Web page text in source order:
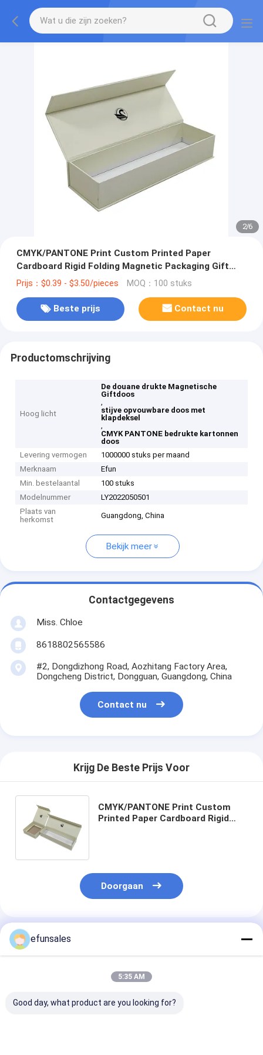
2/6
CMYK/PANTONE Print Custom Printed Paper
Cardboard Rigid Folding Magnetic Packaging Gift
Box Met Flip Top
Prijs：$0.39 - $3.50/pieces MOQ：100 stuks
Beste prijs Contact nu
Productomschrijving
Hoog licht
De douane drukte Magnetische
Giftdoos
,
stijve opvouwbare doos met
klapdeksel
,
CMYK PANTONE bedrukte kartonnen
doos
Levering vermogen
1000000 stuks per maand
Merknaam
Efun
Min. bestelaantal
100 stuks
Modelnummer
LY2022050501
Plaats van
herkomst
Guangdong, China
Bekijk meer
Contactgegevens
Miss. Chloe
8618802565586
#2, Dongdizhong Road, Aozhitang Factory Area,
Dongcheng District, Dongguan, Guangdong, China
Contact nu
Krijg De Beste Prijs Voor
CMYK/PANTONE Print Custom
Printed Paper Cardboard Rigid
Doorgaan
Geadviseerde Producten
efunsales
5:35 AM
Good day, what product are you looking for?